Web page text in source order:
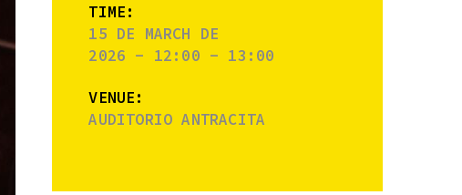
TIME:
15 DE MARCH DE
2026 - 12:00 - 13:00
VENUE:
AUDITORIO ANTRACITA